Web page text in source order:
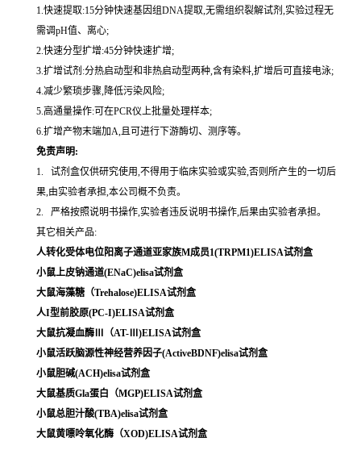
1.快速提取:15分钟快速基因组DNA提取,无需组织裂解试剂,实验过程无
需调pH值、离心;
2.快速分型扩增:45分钟快速扩增;
3.扩增试剂:分热启动型和非热启动型两种,含有染料,扩增后可直接电泳;
4.减少繁琐步骤,降低污染风险;
5.高通量操作:可在PCR仪上批量处理样本;
6.扩增产物末端加A,且可进行下游酶切、测序等。
免责声明:
1. 试剂盒仅供研究使用,不得用于临床实验或实验,否则所产生的一切后
果,由实验者承担,本公司概不负责。
2. 严格按照说明书操作,实验者违反说明书操作,后果由实验者承担。
其它相关产品:
人转化受体电位阳离子通道亚家族M成员1(TRPM1)ELISA试剂盒
小鼠上皮钠通道(ENaC)elisa试剂盒
大鼠海藻糖（Trehalose)ELISA试剂盒
人I型前胶原(PC-I)ELISA试剂盒
大鼠抗凝血酶Ⅲ（AT-Ⅲ)ELISA试剂盒
小鼠活跃脑源性神经营养因子(ActiveBDNF)elisa试剂盒
小鼠胆碱(ACH)elisa试剂盒
大鼠基质Gla蛋白（MGP)ELISA试剂盒
小鼠总胆汁酸(TBA)elisa试剂盒
大鼠黄嘌呤氧化酶（XOD)ELISA试剂盒